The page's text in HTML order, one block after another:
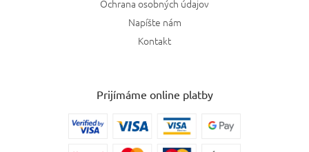
Ochrana osobných údajov
Napíšte nám
Kontakt
Prijímáme online platby